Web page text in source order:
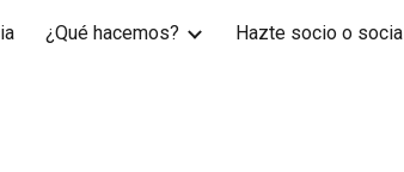
Skip to navigation
¿Qué hacemos? Hazte socio o socia